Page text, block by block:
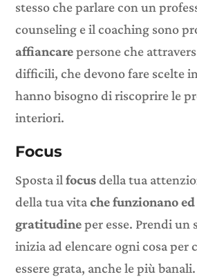
stesso che parlare con un
counseling e il coaching sono
affiancarepersone che
difficili, che devono fare scelte
hanno bisogno di riscoprire le
interiori.
Focus
Sposta ilfocusdella tua
della tua vitache funzionano
gratitudineper esse. Prendi un
inizia ad elencare ogni cosa per
essere grata, anche le più